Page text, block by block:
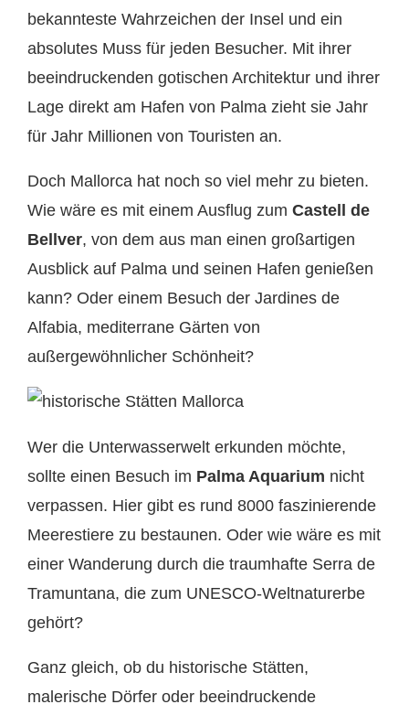
bekannteste Wahrzeichen der Insel und ein
absolutes Muss für jeden Besucher. Mit ihrer
beeindruckenden gotischen Architektur und ihrer
Lage direkt am Hafen von Palma zieht sie Jahr
für Jahr Millionen von Touristen an.
Doch Mallorca hat noch so viel mehr zu bieten.
Wie wäre es mit einem Ausflug zum Castell de
Bellver, von dem aus man einen großartigen
Ausblick auf Palma und seinen Hafen genießen
kann? Oder einem Besuch der Jardines de
Alfabia, mediterrane Gärten von
außergewöhnlicher Schönheit?
Wer die Unterwasserwelt erkunden möchte,
sollte einen Besuch im Palma Aquarium nicht
verpassen. Hier gibt es rund 8000 faszinierende
Meerestiere zu bestaunen. Oder wie wäre es mit
einer Wanderung durch die traumhafte Serra de
Tramuntana, die zum UNESCO-Weltnaturerbe
gehört?
Ganz gleich, ob du historische Stätten,
malerische Dörfer oder beeindruckende